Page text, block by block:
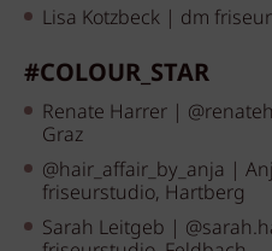
Lisa Kotzbeck | dm
#COLOUR_STAR
Renate Harrer |
Graz
@hair_affair_by_anja |
friseurstudio, Hartberg
Sarah Leitgeb |